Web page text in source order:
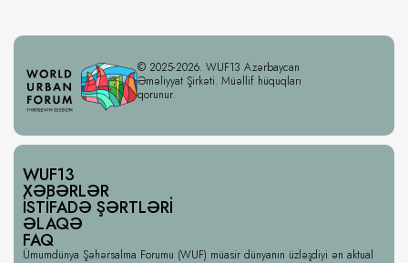
© 2025-2026. WUF13 Azərbaycan
Əməliyyat Şirkəti. Müəllif hüquqları
qorunur.
WUF13
XƏBƏRLƏR
İSTIFADƏ ŞƏRTLƏRI
ƏLAQƏ
FAQ
Ümumdünya Şəhərsalma Forumu (WUF) müasir dünyanın üzləşdiyi ən aktual